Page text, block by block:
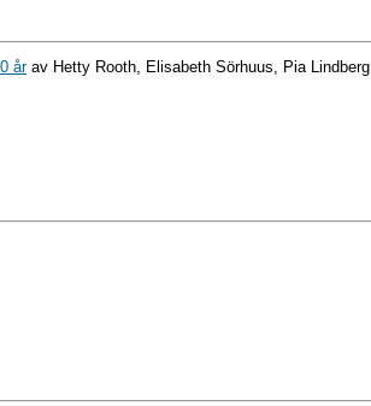
årav Hetty Rooth, Elisabeth Sörhuus, Pia Lindberg